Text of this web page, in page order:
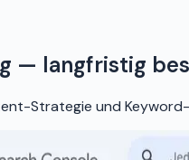
— langfristig
Strategie und